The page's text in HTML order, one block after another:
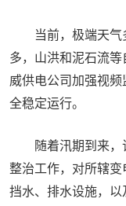
当前，极端天
多，山洪和泥石流
威供电公司加强视
全稳定运行。
随着汛期到来
整治工作，对所辖
挡水、排水设施，